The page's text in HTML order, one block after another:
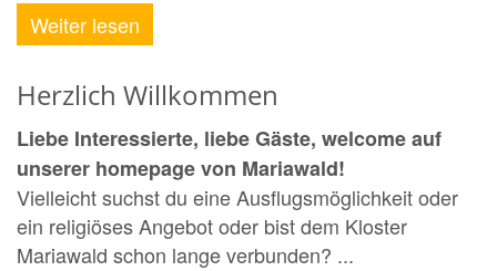
Weiter lesen
Herzlich Willkommen
Liebe Interessierte, liebe Gäste, welcome auf
unserer homepage von Mariawald!
Vielleicht suchst du eine Ausflugsmöglichkeit oder
ein religiöses Angebot oder bist dem Kloster
Mariawald schon lange verbunden? ...